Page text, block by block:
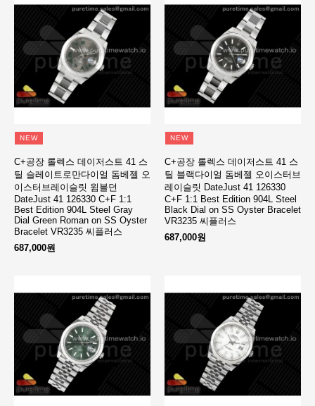
NEW
C+공장 롤렉스 데이저스트 41 스
틸 슬레이트로만다이얼 돔베젤 오
이스터브레이슬릿 윔블던
DateJust 41 126330 C+F 1:1
Best Edition 904L Steel Gray
Dial Green Roman on SS Oyster
Bracelet VR3235 씨플러스
687,000원
NEW
C+공장 롤렉스 데이저스트 41 스
틸 블랙다이얼 돔베젤 오이스터브
레이슬릿 DateJust 41 126330
C+F 1:1 Best Edition 904L Steel
Black Dial on SS Oyster Bracelet
VR3235 씨플러스
687,000원